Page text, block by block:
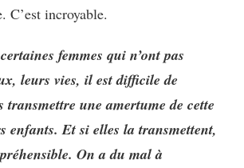
C’est incroyable.
femmes qui n’ont pas
leurs vies, il est difficile de
transmettre une amertume de cette
enfants. Et si elles la transmettent,
On a du mal à